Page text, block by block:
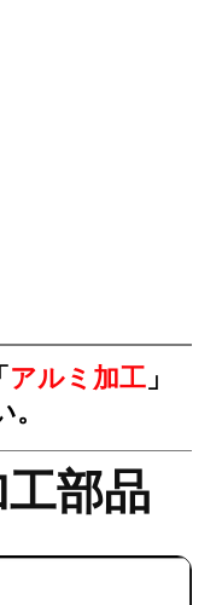
アルミ加工 」
部品